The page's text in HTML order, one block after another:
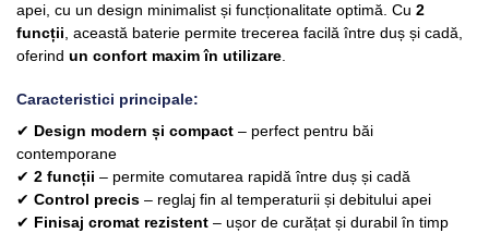
apei, cu un design minimalist și funcționalitate optimă. Cu 2
funcții , această baterie permite trecerea facilă între duș și cadă,
oferind un confort maxim în utilizare
Caracteristici principale:
✔ Design modern și compact – perfect pentru băi
contemporane
✔ 2 funcții – permite comutarea rapidă între duș și cadă
✔ Control precis – reglaj fin al temperaturii și debitului apei
✔ Finisaj cromat rezistent – ușor de curățat și durabil în timp